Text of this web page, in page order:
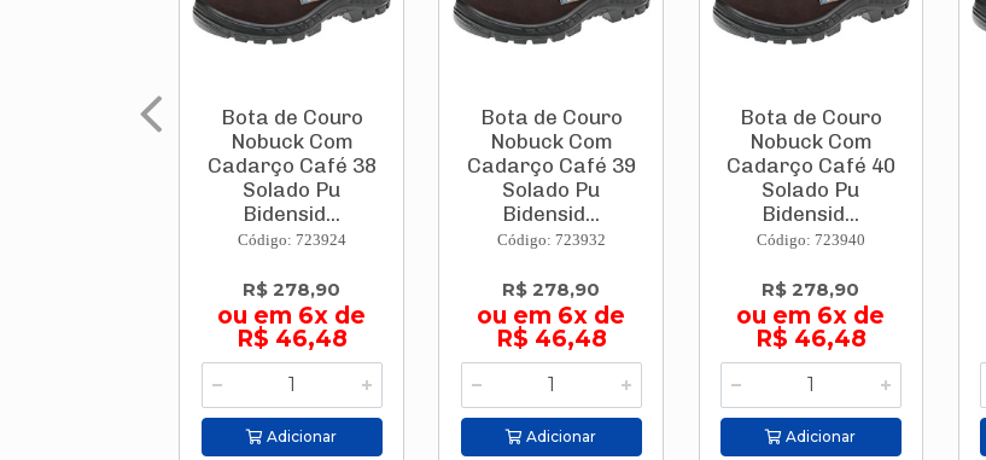
Bota de Couro
Nobuck Com
Cadarço Café 38
Solado Pu
Bidensid...
Código: 723924
R$ 278,90
ou em 6x de
R$ 46,48
Adicionar
Bota de Couro
Nobuck Com
Cadarço Café 39
Solado Pu
Bidensid...
Código: 723932
R$ 278,90
ou em 6x de
R$ 46,48
Adicionar
Bota de Couro
Nobuck Com
Cadarço Café 40
Solado Pu
Bidensid...
Código: 723940
R$ 278,90
ou em 6x de
R$ 46,48
Adicionar